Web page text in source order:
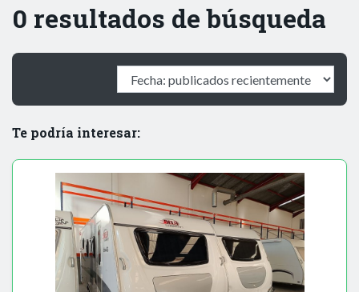
0 resultados de búsqueda
Te podría interesar: